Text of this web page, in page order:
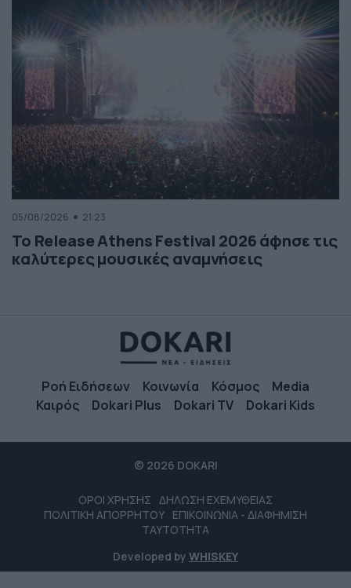
05/08/2026 21:23
Το Release Athens Festival 2026 άφησε τις
καλύτερες μουσικές αναμνήσεις
Ροή Ειδήσεων Κοινωνία Κόσμος
Media
Καιρός
Dokari Plus Dokari TV Dokari Kids
© 2026 DOKARI
ΟΡΟΙ ΧΡΗΣΗΣ ΔΗΛΩΣΗ ΕΧΕΜΥΘΕΙΑΣ
ΠΟΛΙΤΙΚΗ ΑΠΟΡΡΗΤΟΥ ΕΠΙΚΟΙΝΩΝΙΑ - ΔΙΑΦΗΜΙΣΗ
ΤΑΥΤΟΤΗΤΑ
Developed by WHISKEY